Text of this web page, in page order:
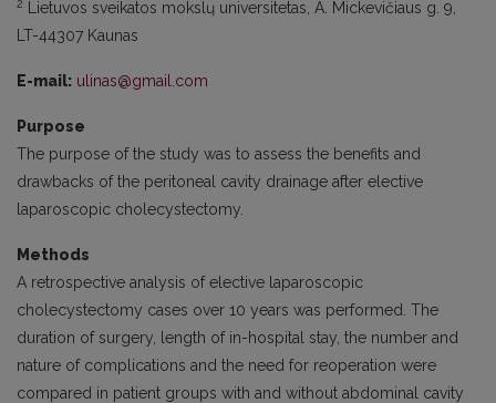
2
Lietuvos sveikatos mokslų universitetas, A. Mickevičiaus g. 9,
LT-44307 Kaunas
E-mail: ulinas@gmail.com
Purpose
The purpose of the study was to assess the benefits and
drawbacks of the peritoneal cavity drainage after elective
laparoscopic cholecystectomy.
Methods
A retrospective analysis of elective laparoscopic
cholecystectomy cases over 10 years was performed. The
duration of surgery, length of in-hospital stay, the number and
nature of complications and the need for reoperation were
compared in patient groups with and without abdominal cavity